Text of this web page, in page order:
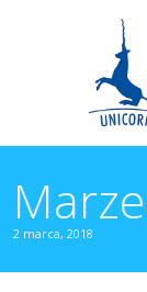
2 marca, 2018